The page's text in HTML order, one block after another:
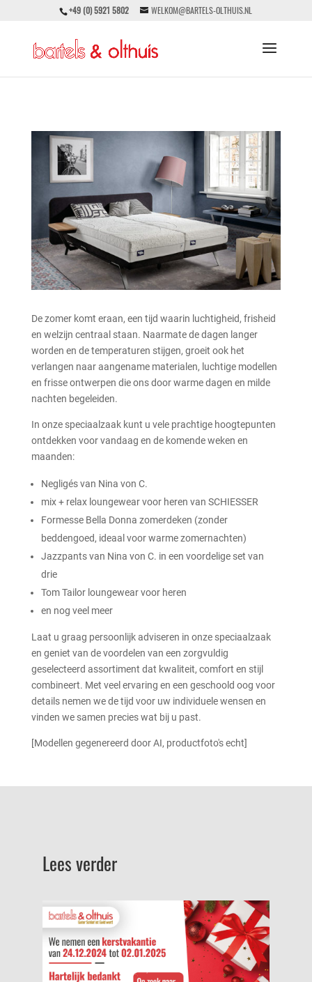
+49 (0) 5921 5802 WELKOM@BARTELS-OLTHUIS.NL
De zomer komt eraan, een tijd waarin luchtigheid, frisheid
en welzijn centraal staan. Naarmate de dagen langer
worden en de temperaturen stijgen, groeit ook het
verlangen naar aangename materialen, luchtige modellen
en frisse ontwerpen die ons door warme dagen en milde
nachten begeleiden.
In onze speciaalzaak kunt u vele prachtige hoogtepunten
ontdekken voor vandaag en de komende weken en
maanden:
Negligés van Nina von C.
mix + relax loungewear voor heren van SCHIESSER
Formesse Bella Donna zomerdeken (zonder
beddengoed, ideaal voor warme zomernachten)
Jazzpants van Nina von C. in een voordelige set van
drie
Tom Tailor loungewear voor heren
en nog veel meer
Laat u graag persoonlijk adviseren in onze speciaalzaak
en geniet van de voordelen van een zorgvuldig
geselecteerd assortiment dat kwaliteit, comfort en stijl
combineert. Met veel ervaring en een geschoold oog voor
details nemen we de tijd voor uw individuele wensen en
vinden we samen precies wat bij u past.
[Modellen gegenereerd door AI, productfoto's echt]
Lees verder